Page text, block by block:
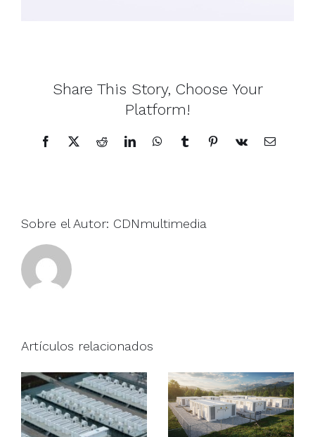
Share This Story, Choose Your
Platform!
Facebook
X RedditLinkedInWhatsAppTumblrPinterest
Vk
Correo
Sobre el Autor: CDNmultimedia
Artículos relacionados